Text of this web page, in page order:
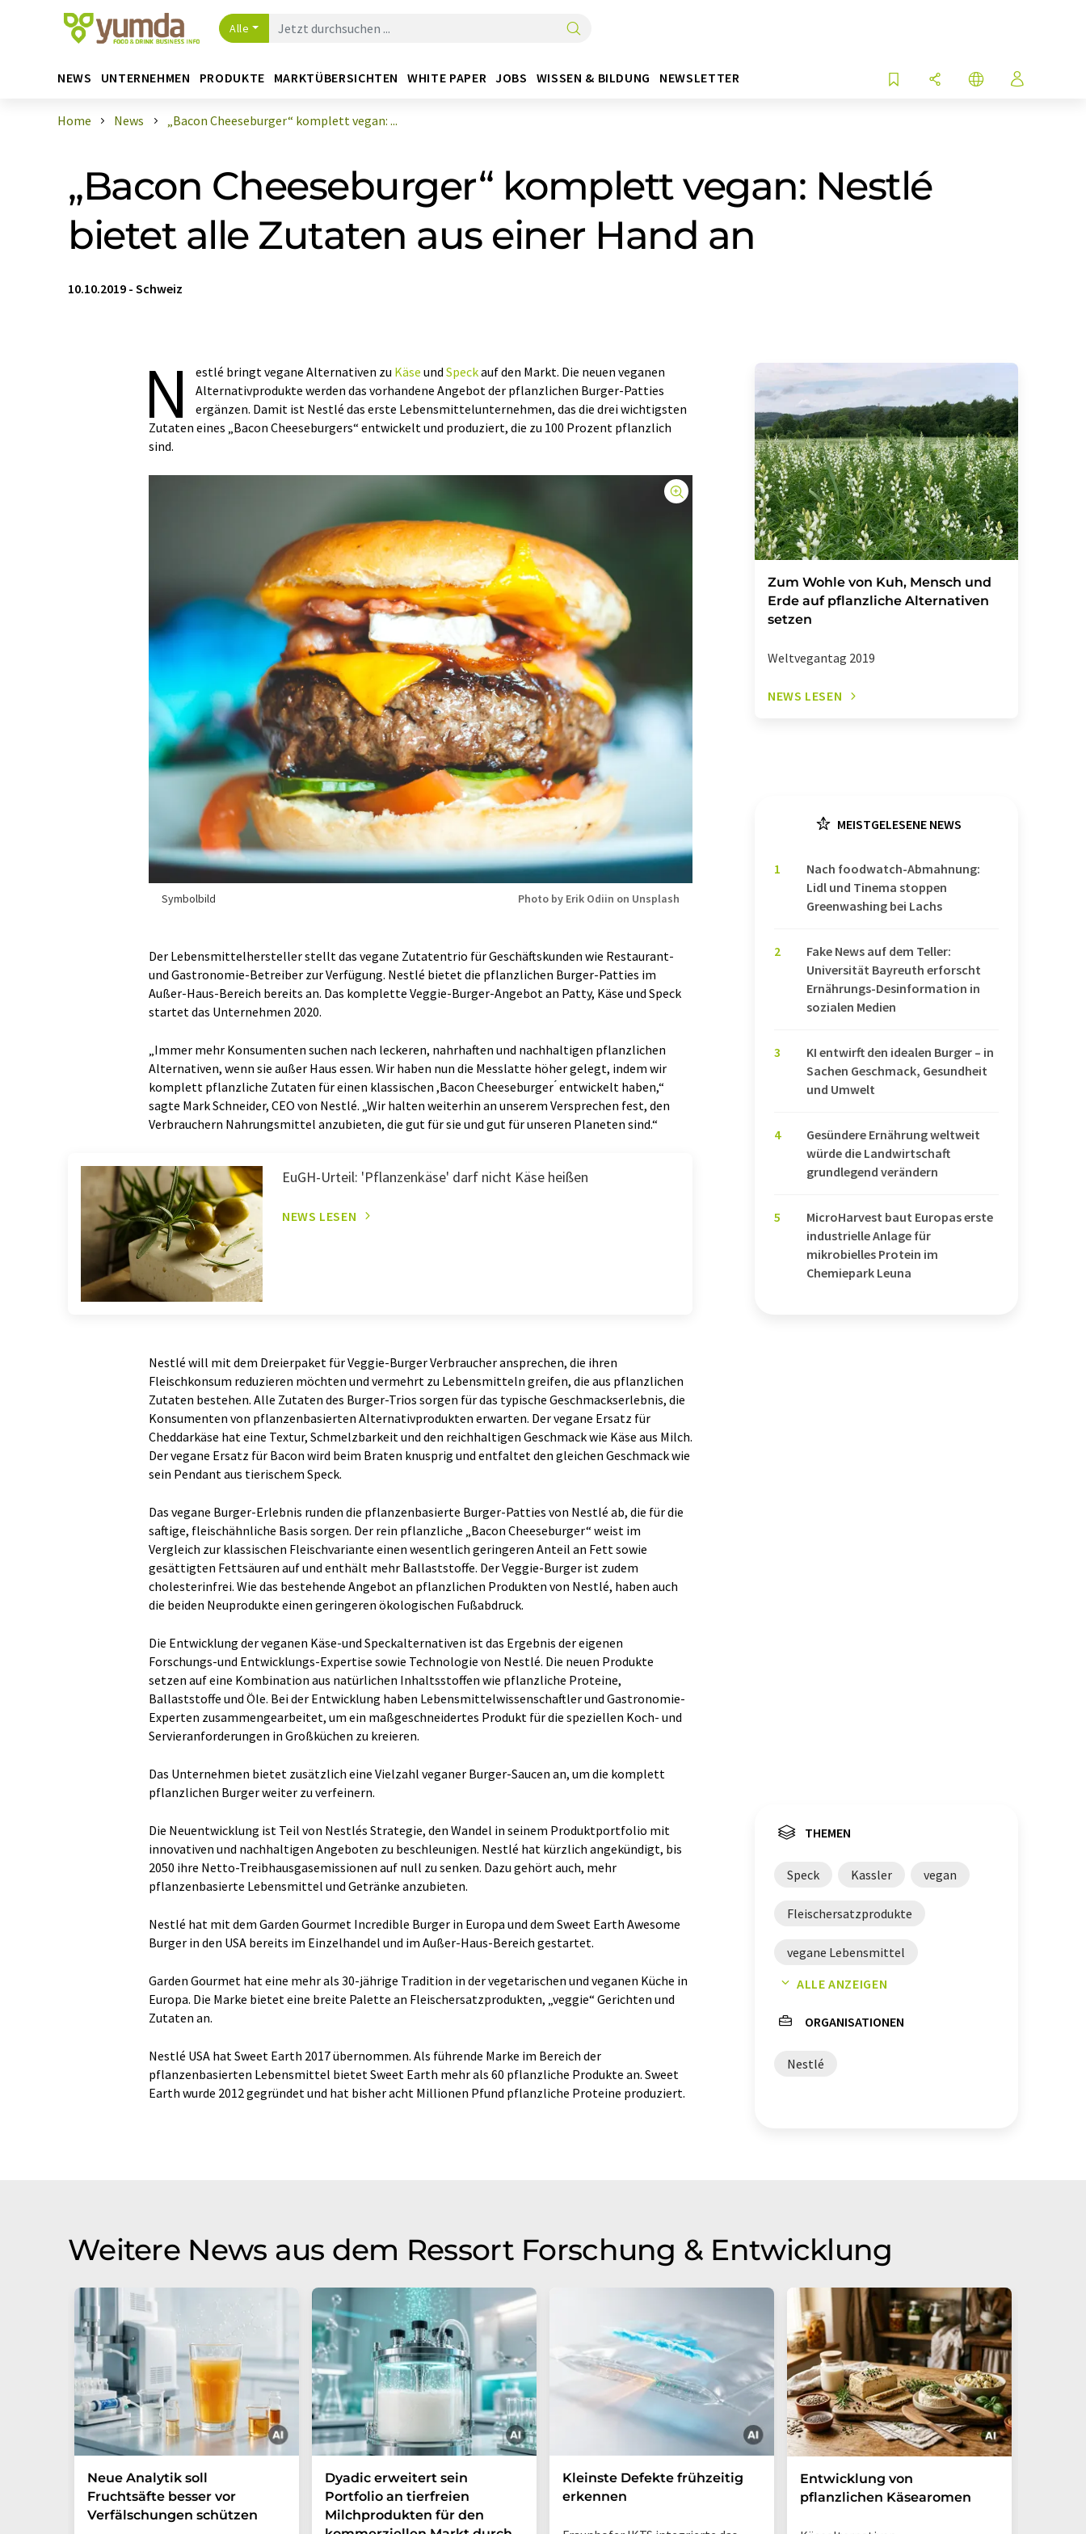
Alle
NEWS UNTERNEHMEN PRODUKTE MARKTÜBERSICHTEN WHITE PAPER JOBS WISSEN & BILDUNG NEWSLETTER
Home News „Bacon Cheeseburger“ komplett vegan: ...
„Bacon Cheeseburger“ komplett vegan: Nestlé
bietet alle Zutaten aus einer Hand an
10.10.2019 - Schweiz
N estlé bringt vegane Alternativen zu Käse und Speckauf den Markt. Die neuen veganen
Alternativprodukte werden das vorhandene Angebot der pflanzlichen Burger-Patties
ergänzen. Damit ist Nestlé das erste Lebensmittelunternehmen, das die drei wichtigsten
Zutaten eines „Bacon Cheeseburgers“ entwickelt und produziert, die zu 100 Prozent pflanzlich
sind.
Symbolbild Photo by Erik Odiin on Unsplash
Der Lebensmittelhersteller stellt das vegane Zutatentrio für Geschäftskunden wie Restaurant-
und Gastronomie-Betreiber zur Verfügung. Nestlé bietet die pflanzlichen Burger-Patties im
Außer-Haus-Bereich bereits an. Das komplette Veggie-Burger-Angebot an Patty, Käse und Speck
startet das Unternehmen 2020.
„Immer mehr Konsumenten suchen nach leckeren, nahrhaften und nachhaltigen pflanzlichen
Alternativen, wenn sie außer Haus essen. Wir haben nun die Messlatte höher gelegt, indem wir
komplett pflanzliche Zutaten für einen klassischen ,Bacon Cheeseburger ́ entwickelt haben,“
sagte Mark Schneider, CEO von Nestlé. „Wir halten weiterhin an unserem Versprechen fest, den
Verbrauchern Nahrungsmittel anzubieten, die gut für sie und gut für unseren Planeten sind.“
EuGH-Urteil: 'Pflanzenkäse' darf nicht Käse heißen
NEWS LESEN
Nestlé will mit dem Dreierpaket für Veggie-Burger Verbraucher ansprechen, die ihren
Fleischkonsum reduzieren möchten und vermehrt zu Lebensmitteln greifen, die aus pflanzlichen
Zutaten bestehen. Alle Zutaten des Burger-Trios sorgen für das typische Geschmackserlebnis, die
Konsumenten von pflanzenbasierten Alternativprodukten erwarten. Der vegane Ersatz für
Cheddarkäse hat eine Textur, Schmelzbarkeit und den reichhaltigen Geschmack wie Käse aus Milch.
Der vegane Ersatz für Bacon wird beim Braten knusprig und entfaltet den gleichen Geschmack wie
sein Pendant aus tierischem Speck.
Das vegane Burger-Erlebnis runden die pflanzenbasierte Burger-Patties von Nestlé ab, die für die
saftige, fleischähnliche Basis sorgen. Der rein pflanzliche „Bacon Cheeseburger“ weist im
Vergleich zur klassischen Fleischvariante einen wesentlich geringeren Anteil an Fett sowie
gesättigten Fettsäuren auf und enthält mehr Ballaststoffe. Der Veggie-Burger ist zudem
cholesterinfrei. Wie das bestehende Angebot an pflanzlichen Produkten von Nestlé, haben auch
die beiden Neuprodukte einen geringeren ökologischen Fußabdruck.
Die Entwicklung der veganen Käse-und Speckalternativen ist das Ergebnis der eigenen
Forschungs-und Entwicklungs-Expertise sowie Technologie von Nestlé. Die neuen Produkte
setzen auf eine Kombination aus natürlichen Inhaltsstoffen wie pflanzliche Proteine,
Ballaststoffe und Öle. Bei der Entwicklung haben Lebensmittelwissenschaftler und Gastronomie-
Experten zusammengearbeitet, um ein maßgeschneidertes Produkt für die speziellen Koch- und
Servieranforderungen in Großküchen zu kreieren.
Das Unternehmen bietet zusätzlich eine Vielzahl veganer Burger-Saucen an, um die komplett
pflanzlichen Burger weiter zu verfeinern.
Die Neuentwicklung ist Teil von Nestlés Strategie, den Wandel in seinem Produktportfolio mit
innovativen und nachhaltigen Angeboten zu beschleunigen. Nestlé hat kürzlich angekündigt, bis
2050 ihre Netto-Treibhausgasemissionen auf null zu senken. Dazu gehört auch, mehr
pflanzenbasierte Lebensmittel und Getränke anzubieten.
Nestlé hat mit dem Garden Gourmet Incredible Burger in Europa und dem Sweet Earth Awesome
Burger in den USA bereits im Einzelhandel und im Außer-Haus-Bereich gestartet.
Garden Gourmet hat eine mehr als 30-jährige Tradition in der vegetarischen und veganen Küche in
Europa. Die Marke bietet eine breite Palette an Fleischersatzprodukten, „veggie“ Gerichten und
Zutaten an.
Nestlé USA hat Sweet Earth 2017 übernommen. Als führende Marke im Bereich der
pflanzenbasierten Lebensmittel bietet Sweet Earth mehr als 60 pflanzliche Produkte an. Sweet
Earth wurde 2012 gegründet und hat bisher acht Millionen Pfund pflanzliche Proteine produziert.
Zum Wohle von Kuh, Mensch und
Erde auf pflanzliche Alternativen
setzen
Weltvegantag 2019
NEWS LESEN
MEISTGELESENE NEWS
1
Nach foodwatch-Abmahnung:
Lidl und Tinema stoppen
Greenwashing bei Lachs
2
Fake News auf dem Teller:
Universität Bayreuth erforscht
Ernährungs-Desinformation in
sozialen Medien
3
KI entwirft den idealen Burger – in
Sachen Geschmack, Gesundheit
und Umwelt
4
Gesündere Ernährung weltweit
würde die Landwirtschaft
grundlegend verändern
5
MicroHarvest baut Europas erste
industrielle Anlage für
mikrobielles Protein im
Chemiepark Leuna
THEMEN
Speck Kassler vegan
Fleischersatzprodukte
vegane Lebensmittel
Cheeseburger
pflanzliche Proteine
Fleischalternativen
ALLE ANZEIGEN
ORGANISATIONEN
Nestlé
Weitere News aus dem Ressort Forschung & Entwicklung
Neue Analytik soll
Fruchtsäfte besser vor
Verfälschungen schützen
Dyadic erweitert sein
Portfolio an tierfreien
Milchprodukten für den
Kleinste Defekte frühzeitig
erkennen
Entwicklung von
pflanzlichen Käsearomen